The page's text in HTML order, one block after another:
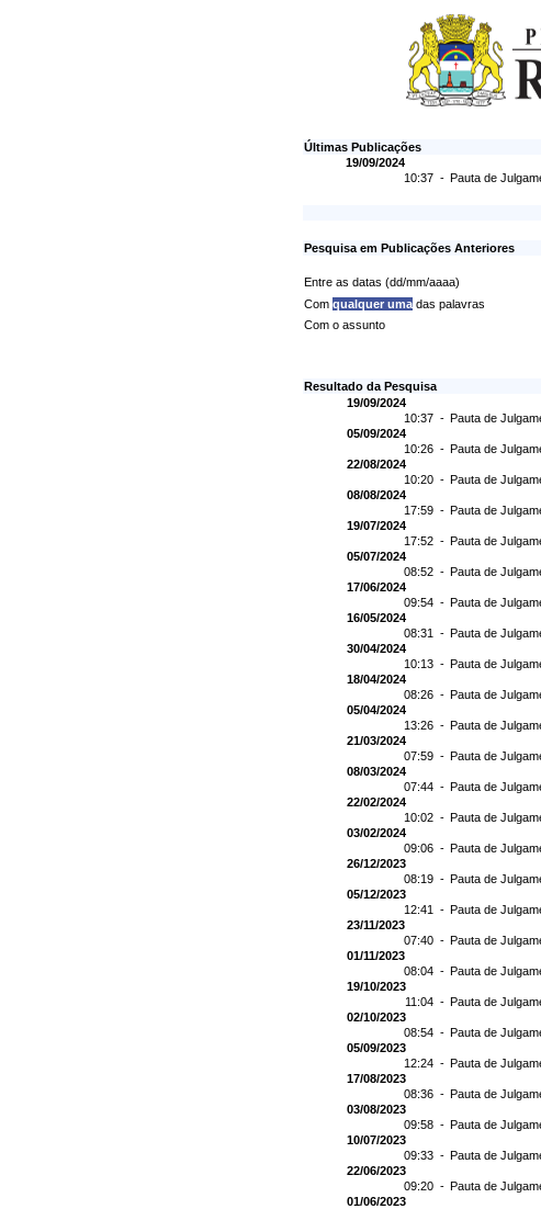
Últimas Publicações
19/09/2024
10:37 - Pauta de
Pesquisa em Publicações Anteriores
Entre as datas (dd/mm/aaaa)
Com qualquer umadas palavras
Com o assunto
Resultado da Pesquisa
19/09/2024
10:37 - Pauta de
05/09/2024
10:26 - Pauta de
22/08/2024
10:20 - Pauta de
08/08/2024
17:59 - Pauta de
19/07/2024
17:52 - Pauta de
05/07/2024
08:52 - Pauta de
17/06/2024
09:54 - Pauta de
16/05/2024
08:31 - Pauta de
30/04/2024
10:13 - Pauta de
18/04/2024
08:26 - Pauta de
05/04/2024
13:26 - Pauta de
21/03/2024
07:59 - Pauta de
08/03/2024
07:44 - Pauta de
22/02/2024
10:02 - Pauta de
03/02/2024
09:06 - Pauta de
26/12/2023
08:19 - Pauta de
05/12/2023
12:41 - Pauta de
23/11/2023
07:40 - Pauta de
01/11/2023
08:04 - Pauta de
19/10/2023
11:04 - Pauta de
02/10/2023
08:54 - Pauta de
05/09/2023
12:24 - Pauta de
17/08/2023
08:36 - Pauta de
03/08/2023
09:58 - Pauta de
10/07/2023
09:33 - Pauta de
22/06/2023
09:20 - Pauta de
01/06/2023